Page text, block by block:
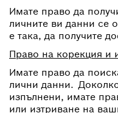
Имате право да
личните ви данни се
е така, да получите
Право на корекция и
Имате право да
лични данни.
изпълнени, имате
или изтриване на